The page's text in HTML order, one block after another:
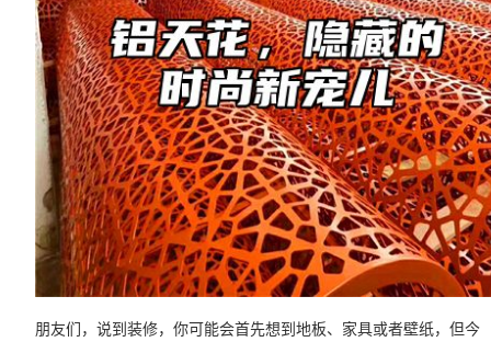
朋友们，说到装修，你可能会首先想到地板、家具或者壁纸，但今